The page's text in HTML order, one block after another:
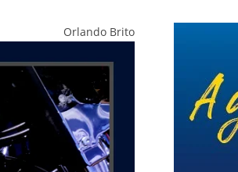
Orlando Brito